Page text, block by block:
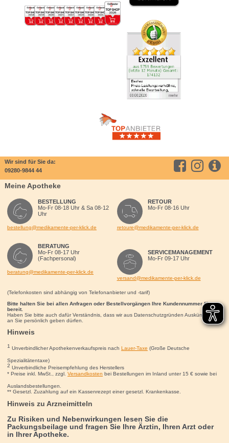
Wir sind für Sie da:
09280-9844 44
Meine Apotheke
BESTELLUNG
Mo-Fr 08-18 Uhr & Sa 08-12
Uhr
bestellung@medikamente-per-klick.de
BERATUNG
Mo-Fr 08-17 Uhr
(Fachpersonal)
beratung@medikamente-per-klick.de
RETOUR
Mo-Fr 08-16 Uhr
retoure@medikamente-per-klick.de
SERVICEMANAGEMENT
Mo-Fr 09-17 Uhr
versand@medikamente-per-klick.de
(Telefonkosten sind abhängig von Telefonanbieter und -tarif)
Bitte halten Sie bei allen Anfragen oder Bestellvorgängen Ihre Kundennummer für uns
bereit.
Haben Sie bitte auch dafür Verständnis, dass wir aus Datenschutzgründen Auskünfte nur
an Sie persönlich geben dürfen.
Hinweis
1 Unverbindlicher Apothekenverkaufspreis nach Lauer-Taxe (Große Deutsche
Spezialitätentaxe)
2 Unverbindliche Preisempfehlung des Herstellers
* Preise inkl. MwSt., zzgl. Versandkosten bei Bestellungen im Inland unter 15 €sowie bei
Auslandsbestellungen.
** Gesetzl. Zuzahlung auf ein Kassenrezept einer gesetzl. Krankenkasse.
Hinweis zu Arzneimitteln
Zu Risiken und Nebenwirkungen lesen Sie die
Packungsbeilage und fragen Sie Ihre Ärztin, Ihren Arzt oder
in Ihrer Apotheke.